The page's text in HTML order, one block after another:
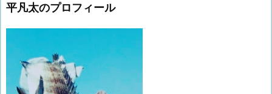
平凡太のプロフィール